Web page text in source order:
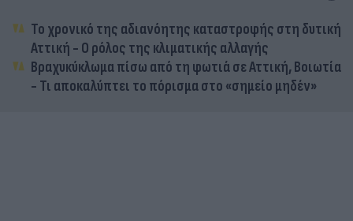
Το χρονικό της αδιανόητης καταστροφής στη δυτική
Αττική - Ο ρόλος της κλιματικής αλλαγής
Βραχυκύκλωμα πίσω από τη φωτιά σε Αττική, Βοιωτία
- Τι αποκαλύπτει το πόρισμα στο «σημείο μηδέν»